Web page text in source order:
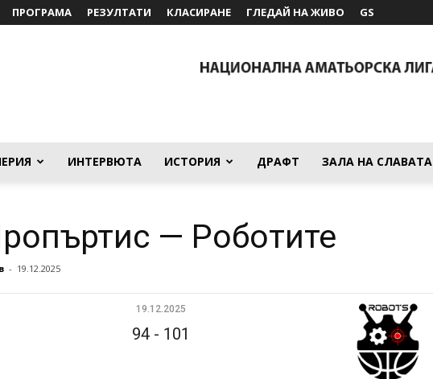
ПРОГРАМА РЕЗУЛТАТИ КЛАСИРАНЕ ГЛЕДАЙ НА ЖИВО GS
ИНТЕРВЮТА ИСТОРИЯ ДРАФТ ЗАЛА НА СЛАВАТА
— Роботите
- 19.12.2025
19.12.2025
94 - 101